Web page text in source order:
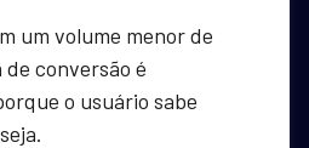
um volume menor de
conversão é
o usuário sabe